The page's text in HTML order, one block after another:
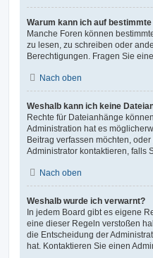
Warum kann ich auf
Manche Foren können
zu lesen, zu schreiben oder
Berechtigungen. Fragen Sie
Nach oben
Weshalb kann ich keine
Rechte für Dateianhänge
Administration hat es
Beitrag verfassen möchten,
Administrator kontaktieren, falls
Nach oben
Weshalb wurde ich verwarnt?
In jedem Board gibt es eigene
eine dieser Regeln verstoßen
die Entscheidung der
hat. Kontaktieren Sie einen